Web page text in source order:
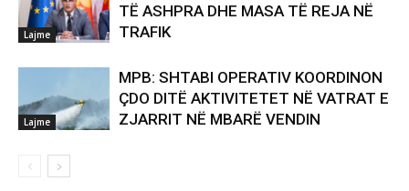
Lajme
TË ASHPRA DHE MASA TË REJA NË
TRAFIK
Lajme
MPB: SHTABI OPERATIV KOORDINON
ÇDO DITË AKTIVITETET NË VATRAT E
ZJARRIT NË MBARË VENDIN